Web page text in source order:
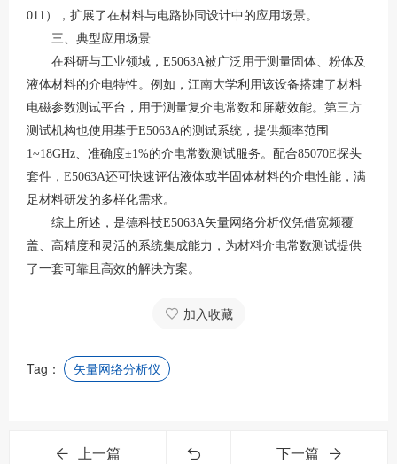
011），扩展了在材料与电路协同设计中的应用场景。
三、典型应用场景
在科研与工业领域， E5063A被广泛用于测量固体、粉体及
液体材料的介电特性。例如，江南大学利用该设备搭建了材料
电磁参数测试平台，用于测量复介电常数和屏蔽效能。第三方
测试机构也使用基于E5063A的测试系统，提供频率范围
1~18GHz、准确度±1%的介电常数测试服务。配合85070E探头
套件，E5063A还可快速评估液体或半固体材料的介电性能，满
足材料研发的多样化需求。
综上所述，是德科技E5063A矢量网络分析仪凭借宽频覆
盖、高精度和灵活的系统集成能力，为材料介电常数测试提供
了一套可靠且高效的解决方案。
加入收藏
Tag： 矢量网络分析仪
上一篇 下一篇